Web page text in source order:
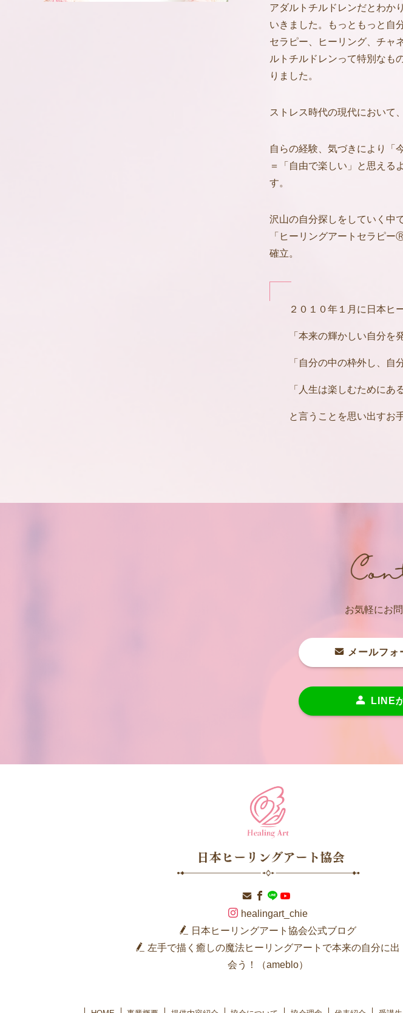
アダルトチルドレンだとわか
いきました。もっともっと自
セラピー、ヒーリング、チャ
ルトチルドレンって特別なも
りました。
ストレス時代の現代において
自らの経験、気づきにより「
＝「自由で楽しい」と思える
す。
沢山の自分探しをしていく中
「ヒーリングアートセラピ
確立。
２０１０年１月に日本ヒ
「本来の輝かしい自分を
「自分の中の枠外し、自
「人生は楽しむためにある
と言うことを思い出すお
お気軽にお
メールフォ
LINE
healingart_chie
日本ヒーリングアート協会公式ブログ
左手で描く癒しの魔法ヒーリングアートで本来の自分に出
会う！（ameblo）